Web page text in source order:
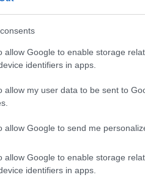
allow Google to enable storage
identifiers in apps.
allow my user data to be sent to
allow Google to send me
allow Google to enable storage
identifiers in apps.
το Δικαστήριο δεν διέλαβε
το κύρος των
επιχείρησης.
ιδιοκτήτη της
τα σήματα του Σ.Ε.Π.
είτε με έντυπα φυλλάδια
ένδυσης και
σημάτων, αναμνηστικών,
είτε προσαρτημένα ή
με ή χωρίς τις φράσεις
Οργάνωσης της
παράγει, πωλεί και